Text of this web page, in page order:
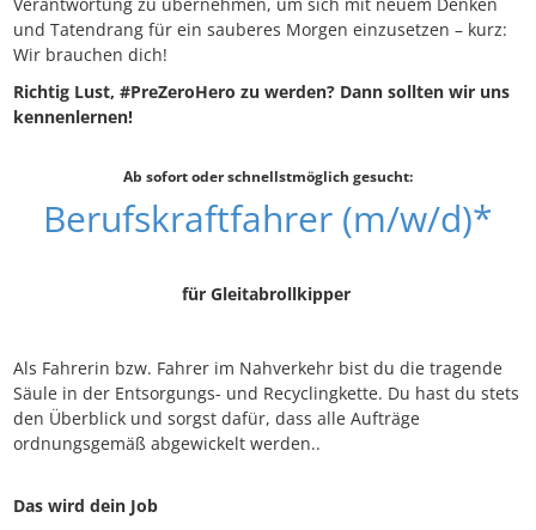
und Tatendrang für ein sauberes Morgen einzusetzen – kurz:
Wir brauchen dich!
Richtig Lust, #PreZeroHero zu werden? Dann sollten wir uns
kennenlernen!
Ab sofort oder schnellstmöglich gesucht:
Berufskraftfahrer (m/w/d)*
für Gleitabrollkipper
Als Fahrerin bzw. Fahrer im Nahverkehr bist du die tragende
Säule in der Entsorgungs- und Recyclingkette. Du hast du stets
den Überblick und sorgst dafür, dass alle Aufträge
ordnungsgemäß abgewickelt werden..
Das wird dein Job